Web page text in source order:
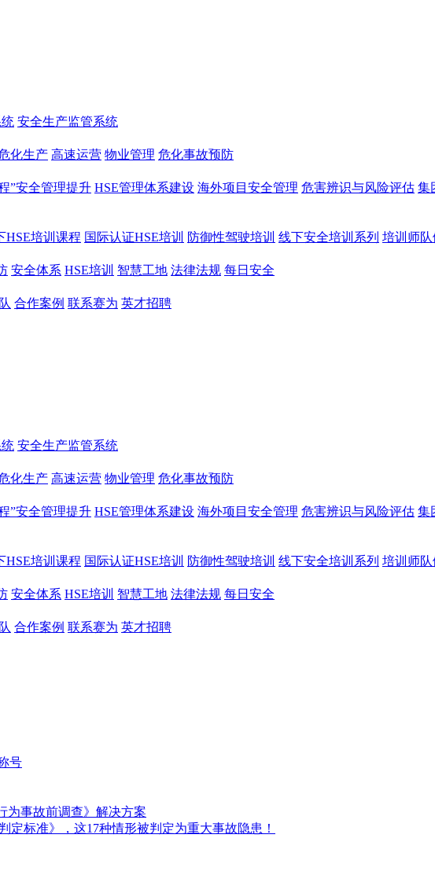
安全生产监管系统
化生产 高速运营 物业管理 危化事故预防
”安全管理提升 HSE管理体系建设 海外项目安全管理 危害辨识与风险评估 集
HSE培训课程 国际认证HSE培训 防御性驾驶培训 线下安全培训系列 培训师队
安全体系 HSE培训 智慧工地 法律法规 每日安全
合作案例 联系赛为 英才招聘
安全生产监管系统
化生产 高速运营 物业管理 危化事故预防
”安全管理提升 HSE管理体系建设 海外项目安全管理 危害辨识与风险评估 集
HSE培训课程 国际认证HSE培训 防御性驾驶培训 线下安全培训系列 培训师队
安全体系 HSE培训 智慧工地 法律法规 每日安全
合作案例 联系赛为 英才招聘
号
为事故前调查》解决方案
标准》，这17种情形被判定为重大事故隐患！